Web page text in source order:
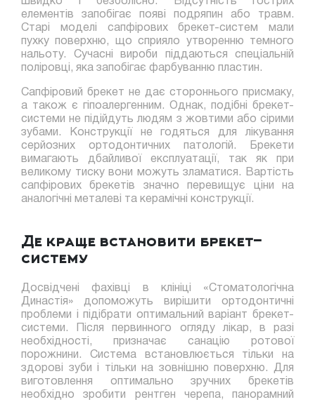
елементів запобігає появі подряпин або травм.
Старі моделі сапфірових брекет-систем мали
пухку поверхню, що сприяло утворенню темного
нальоту. Сучасні вироби піддаються спеціальній
поліровці, яка запобігає фарбуванню пластин.
Сапфіровий брекет не дає стороннього присмаку,
а також є гіпоалергенним. Однак, подібні брекет-
системи не підійдуть людям з жовтими або сірими
зубами. Конструкції не годяться для лікування
серйозних ортодонтичних патологій. Брекети
вимагають дбайливої ​​експлуатації, так як при
великому тиску вони можуть зламатися. Вартість
сапфірових брекетів значно перевищує ціни на
аналогічні металеві та керамічні конструкції.
Де краще встановити брекет-
систему
Досвідчені фахівці в клініці «Стоматологічна
Династія» допоможуть вирішити ортодонтичні
проблеми і підібрати оптимальний варіант брекет-
системи. Після первинного огляду лікар, в разі
необхідності, призначає санацію ротової
порожнини. Система встановлюється тільки на
здорові зуби і тільки на зовнішню поверхню. Для
виготовлення оптимально зручних брекетів
необхідно зробити рентген черепа, панорамний